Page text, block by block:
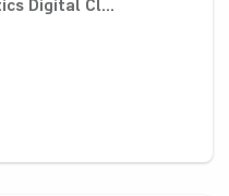
Digital Cl...